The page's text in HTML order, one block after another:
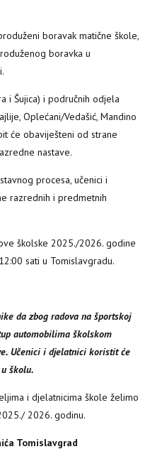
boravak matične škole,
boravka u
i Šujica) i područnih odjela
Oplećani/Vedašić, Mandino
će obaviješteni od strane
nastave.
procesa, učenici i
razrednih i predmetnih
školske 2025./2026. godine
sati u Tomislavgradu.
da zbog radova na športskoj
automobilima školskom
Učenici i djelatnici koristit će
školu.
i djelatnicima škole želimo
2026. godinu.
Tomislavgrad